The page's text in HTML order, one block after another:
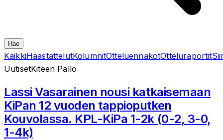
Hae
KaikkiHaastattelutKolumnitOtteluennakotOtteluraportit
UutisetKiteen Pallo
Lassi Vasarainen nousi katkaisemaan
KiPan 12 vuoden tappioputken
Kouvolassa. KPL-KiPa 1-2k (0-2, 3-0,
1-4k)